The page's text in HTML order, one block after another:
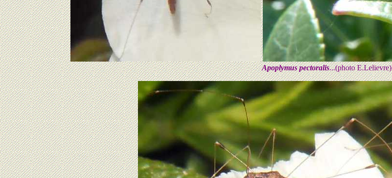
Apoplymus pectoralis...(photo E.Lelievre)